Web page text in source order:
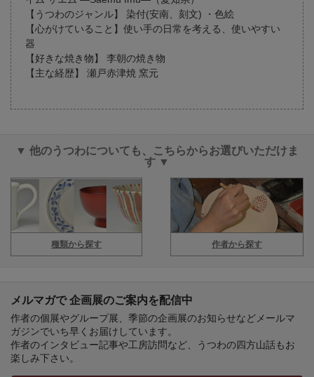
【うつわのジャンル】 染付(安南、刻文) ・色絵
【心がけていること】使い手の日常を考える、使いやすい
器
【好きな焼き物】 李朝の焼き物
【主な経歴】 瀬戸赤津焼 窯元
▼ 他のうつわについても、こちらからお選びいただけま
す ▼
種類から探す 作者から探す
メルマガで 企画展のご案内を配信中
作者の個展やグループ展、季節の企画展のお知らせなどメールマ
ガジンでいち早くお届けしています。
作者のインタビュー記事や工房訪問など、うつわの四方山話もお
楽しみ下さい。